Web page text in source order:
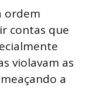
ordem
contas que
violavam as
a